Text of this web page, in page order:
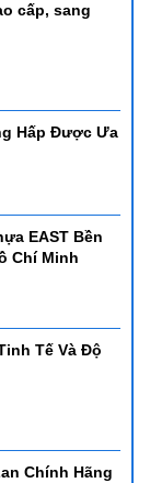
cấp, sang
Hấp Được Ưa
EAST Bền
Chí Minh
Tế Và Độ
Chính Hãng